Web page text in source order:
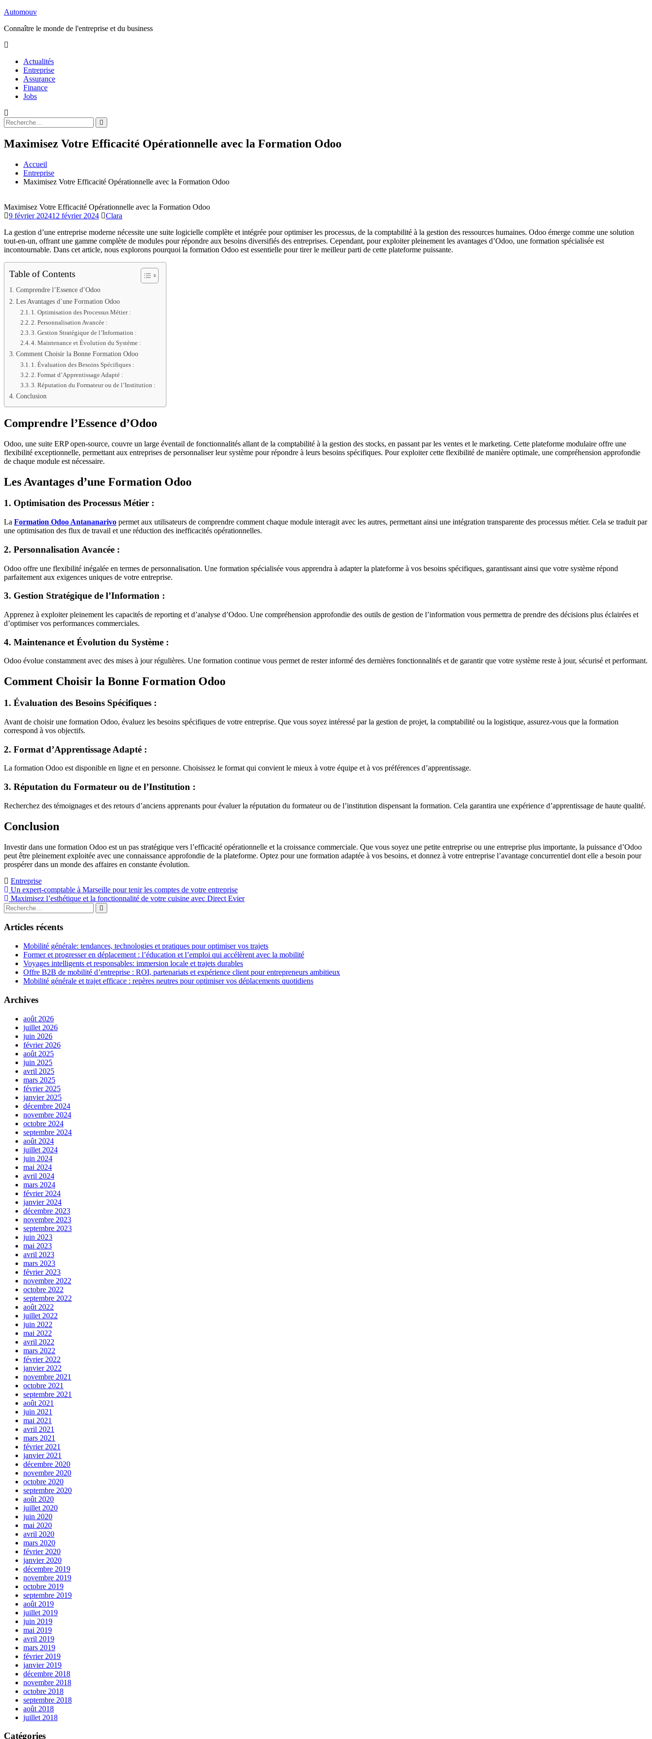
Aller
contenu
Automouv
Connaître le monde de l'entreprise et du business
Actualités
Entreprise
Assurance
Finance
Jobs
Rechercher
:
Rechercher
Maximisez Votre Efficacité Opérationnelle avec la Formation Odoo
Accueil
Entreprise
Maximisez Votre Efficacité Opérationnelle avec la Formation Odoo
Maximisez Votre Efficacité Opérationnelle avec la Formation Odoo
9 février 202412 février 2024
Clara
La gestion d’une entreprise moderne nécessite une suite logicielle complète et intégrée pour optimiser les processus, de la comptabilité à la gestion des ressources humaines. Odoo émerge comme une solution
tout-en-un, offrant une gamme complète de modules pour répondre aux besoins diversifiés des entreprises. Cependant, pour exploiter pleinement les avantages d’Odoo, une formation spécialisée est
incontournable. Dans cet article, nous explorons pourquoi la formation Odoo est essentielle pour tirer le meilleur parti de cette plateforme puissante.
Table of Contents
Comprendre l’Essence d’Odoo
Les Avantages d’une Formation Odoo
1. Optimisation des Processus Métier :
2. Personnalisation Avancée :
3. Gestion Stratégique de l’Information :
4. Maintenance et Évolution du Système :
Comment Choisir la Bonne Formation Odoo
1. Évaluation des Besoins Spécifiques :
2. Format d’Apprentissage Adapté :
3. Réputation du Formateur ou de l’Institution :
Conclusion
Comprendre l’Essence d’Odoo
Odoo, une suite ERP open-source, couvre un large éventail de fonctionnalités allant de la comptabilité à la gestion des stocks, en passant par les ventes et le marketing. Cette plateforme modulaire offre une
flexibilité exceptionnelle, permettant aux entreprises de personnaliser leur système pour répondre à leurs besoins spécifiques. Pour exploiter cette flexibilité de manière optimale, une compréhension approfondie
de chaque module est nécessaire.
Les Avantages d’une Formation Odoo
1. Optimisation des Processus Métier :
La Formation Odoo Antananarivo permet aux utilisateurs de comprendre comment chaque module interagit avec les autres, permettant ainsi une intégration transparente des processus métier. Cela se traduit par
une optimisation des flux de travail et une réduction des inefficacités opérationnelles.
2. Personnalisation Avancée :
Odoo offre une flexibilité inégalée en termes de personnalisation. Une formation spécialisée vous apprendra à adapter la plateforme à vos besoins spécifiques, garantissant ainsi que votre système répond
parfaitement aux exigences uniques de votre entreprise.
3. Gestion Stratégique de l’Information :
Apprenez à exploiter pleinement les capacités de reporting et d’analyse d’Odoo. Une compréhension approfondie des outils de gestion de l’information vous permettra de prendre des décisions plus éclairées et
d’optimiser vos performances commerciales.
4. Maintenance et Évolution du Système :
Odoo évolue constamment avec des mises à jour régulières. Une formation continue vous permet de rester informé des dernières fonctionnalités et de garantir que votre système reste à jour, sécurisé et performant.
Comment Choisir la Bonne Formation Odoo
1. Évaluation des Besoins Spécifiques :
Avant de choisir une formation Odoo, évaluez les besoins spécifiques de votre entreprise. Que vous soyez intéressé par la gestion de projet, la comptabilité ou la logistique, assurez-vous que la formation
correspond à vos objectifs.
2. Format d’Apprentissage Adapté :
La formation Odoo est disponible en ligne et en personne. Choisissez le format qui convient le mieux à votre équipe et à vos préférences d’apprentissage.
3. Réputation du Formateur ou de l’Institution :
Recherchez des témoignages et des retours d’anciens apprenants pour évaluer la réputation du formateur ou de l’institution dispensant la formation. Cela garantira une expérience d’apprentissage de haute qualité.
Conclusion
Investir dans une formation Odoo est un pas stratégique vers l’efficacité opérationnelle et la croissance commerciale. Que vous soyez une petite entreprise ou une entreprise plus importante, la puissance d’Odoo
peut être pleinement exploitée avec une connaissance approfondie de la plateforme. Optez pour une formation adaptée à vos besoins, et donnez à votre entreprise l’avantage concurrentiel dont elle a besoin pour
prospérer dans un monde des affaires en constante évolution.
Entreprise
Navigation
de
l’article
Un expert-comptable à Marseille pour tenir les comptes de votre entreprise
Maximisez l’esthétique et la fonctionnalité de votre cuisine avec Direct Evier
Rechercher
:
Rechercher
Articles récents
Mobilité générale: tendances, technologies et pratiques pour optimiser vos trajets
Former et progresser en déplacement : l’éducation et l’emploi qui accélèrent avec la mobilité
Voyages intelligents et responsables: immersion locale et trajets durables
Offre B2B de mobilité d’entreprise : ROI, partenariats et expérience client pour entrepreneurs ambitieux
Mobilité générale et trajet efficace : repères neutres pour optimiser vos déplacements quotidiens
Archives
août 2026
juillet 2026
juin 2026
février 2026
août 2025
juin 2025
avril 2025
mars 2025
février 2025
janvier 2025
décembre 2024
novembre 2024
octobre 2024
septembre 2024
août 2024
juillet 2024
juin 2024
mai 2024
avril 2024
mars 2024
février 2024
janvier 2024
décembre 2023
novembre 2023
septembre 2023
juin 2023
mai 2023
avril 2023
mars 2023
février 2023
novembre 2022
octobre 2022
septembre 2022
août 2022
juillet 2022
juin 2022
mai 2022
avril 2022
mars 2022
février 2022
janvier 2022
novembre 2021
octobre 2021
septembre 2021
août 2021
juin 2021
mai 2021
avril 2021
mars 2021
février 2021
janvier 2021
décembre 2020
novembre 2020
octobre 2020
septembre 2020
août 2020
juillet 2020
juin 2020
mai 2020
avril 2020
mars 2020
février 2020
janvier 2020
décembre 2019
novembre 2019
octobre 2019
septembre 2019
août 2019
juillet 2019
juin 2019
mai 2019
avril 2019
mars 2019
février 2019
janvier 2019
décembre 2018
novembre 2018
octobre 2018
septembre 2018
août 2018
juillet 2018
Catégories